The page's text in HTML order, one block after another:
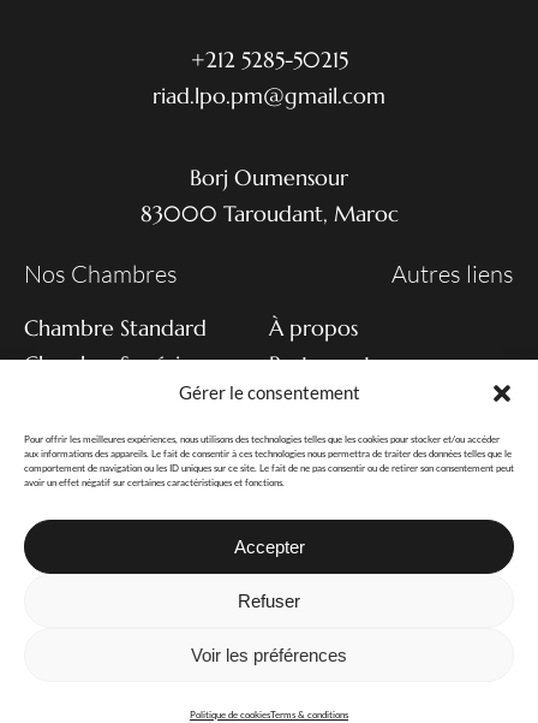
Gérer le consentement
Pour offrir les meilleures expériences, nous utilisons des technologies telles que les cookies pour stocker et/ou accéder
aux informations des appareils. Le fait de consentir à ces technologies nous permettra de traiter des données telles que le
comportement de navigation ou les ID uniques sur ce site. Le fait de ne pas consentir ou de retirer son consentement peut
avoir un effet négatif sur certaines caractéristiques et fonctions.
Accepter
Refuser
Voir les préférences
Politique de cookiesTerms & conditions
+212 5285-50215
riad.lpo.pm@gmail.com
Borj Oumensour
83000 Taroudant, Maroc
Nos Chambres
Chambre Standard
Chambre Supérieure
Découvrez aussi
Autres liens
À propos
Restaurant
Expériences
Wellness
© Copyright 2026